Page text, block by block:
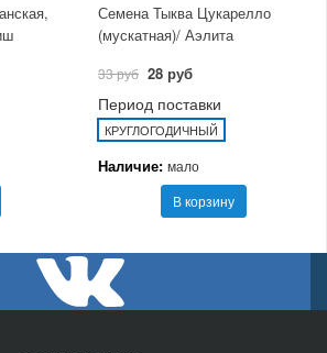
Семена Тыква Цукарелло
(мускатная)/ Аэлита
33 руб 28 руб
Период поставки
КРУГЛОГОДИЧНЫЙ
Наличие: мало
В корзину